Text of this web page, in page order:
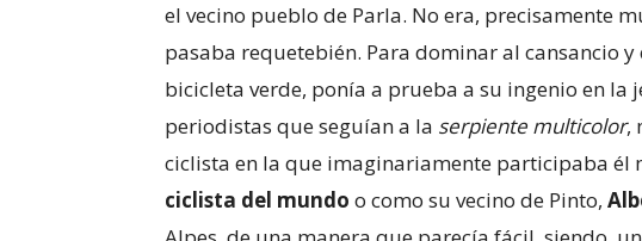
el vecino pueblo de Parla. No era, precisamente
pasaba requetebién. Para dominar al cansancio y
bicicleta verde, ponía a prueba a su ingenio en la
periodistas que seguían a la serpiente multicolor,
ciclista en la que imaginariamente participaba él
ciclista del mundo o como su vecino de Pinto,